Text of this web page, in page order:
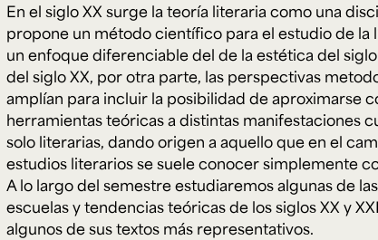
de mayo de 1964. Reconocimiento de personería
años: Resolución 000194 del 16 de enero del 2025.
y
Digitales
Música
Ext.
2504
Posgrados
Ext. 4925
En el siglo XX surge la teoría literaria como una
propone un método científico para el estudio de la
un enfoque diferenciable del de la estética del siglo
del siglo XX, por otra parte, las perspectivas
amplían para incluir la posibilidad de aproximarse
herramientas teóricas a distintas manifestaciones
solo literarias, dando origen a aquello que en el
estudios literarios se suele conocer simplemente
A lo largo del semestre estudiaremos algunas de
escuelas y tendencias teóricas de los siglos XX y
algunos de sus textos más representativos.